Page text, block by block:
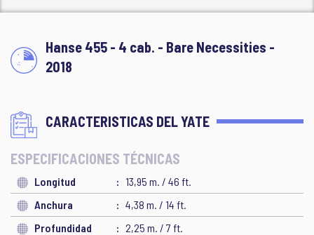
Hanse 455 - 4 cab. - Bare Necessities -
2018
CARACTERISTICAS DEL YATE
ESPECIFICACIONES TÉCNICAS
Longitud
13,95 m. / 46 ft.
Anchura
4,38 m. / 14 ft.
Profundidad
2,25 m. / 7 ft.